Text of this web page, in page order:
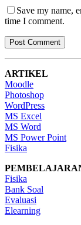
Save my name,
time I comment.
ARTIKEL
Moodle
Photoshop
WordPress
MS Excel
MS Word
MS Power Point
Fisika
Fisika
Bank Soal
Evaluasi
Elearning